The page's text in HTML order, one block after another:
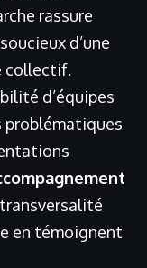
rassure
d’une
collectif.
d’équipes
problématiques
en témoignent